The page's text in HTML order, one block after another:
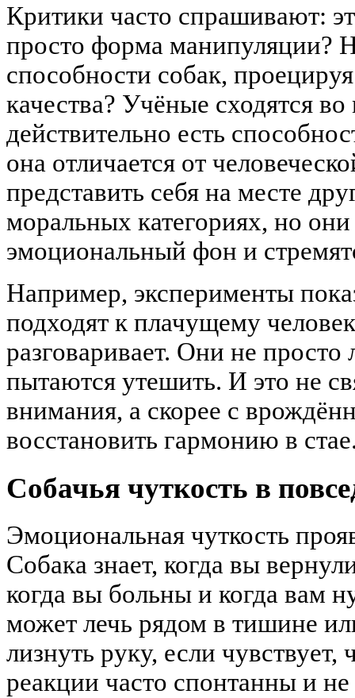
Критики часто спрашивают:
просто форма манипуляции?
способности собак,
качества? Учёные сходятся
действительно есть
она отличается от
представить себя на месте
моральных категориях, но
эмоциональный фон и
Например, эксперименты
подходят к плачущему
разговаривает. Они не
пытаются утешить. И это не
внимания, а скорее с
восстановить гармонию в
Собачья чуткость в
Эмоциональная чуткость
Собака знает, когда вы
когда вы больны и когда вам
может лечь рядом в тишине
лизнуть руку, если чувствует,
реакции часто спонтанны и не